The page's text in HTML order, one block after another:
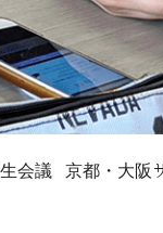
会議 京都・大阪